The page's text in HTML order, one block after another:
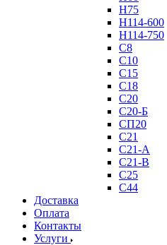
Н75
Н114-600
Н114-750
С8
С10
С15
С18
С20
С20-Б
СП20
С21
С21-А
С21-В
С25
С44
Доставка
Оплата
Контакты
Услуги